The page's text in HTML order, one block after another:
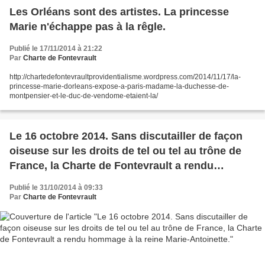
Les Orléans sont des artistes. La princesse
Marie n'échappe pas à la rêgle.
Publié le 17/11/2014 à 21:22
Par Charte de Fontevrault
http://chartedefontevraultprovidentialisme.wordpress.com/2014/11/17/la-
princesse-marie-dorleans-expose-a-paris-madame-la-duchesse-de-
montpensier-et-le-duc-de-vendome-etaient-la/
Le 16 octobre 2014. Sans discutailler de façon
oiseuse sur les droits de tel ou tel au trône de
France, la Charte de Fontevrault a rendu
hommage à la reine Marie-Antoinette.
Publié le 31/10/2014 à 09:33
Par Charte de Fontevrault